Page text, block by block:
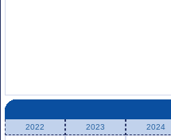
2022 2023 2024